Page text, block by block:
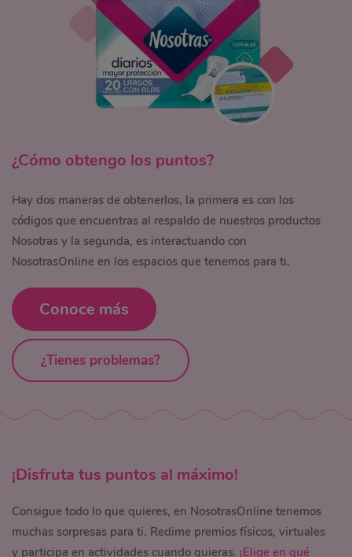
¿Cómo obtengo los puntos?
Hay dos maneras de obtenerlos, la primera es con los
códigos que encuentras al respaldo de nuestros productos
Nosotras y la segunda, es interactuando con
NosotrasOnline en los espacios que tenemos para ti.
Conoce más
¿Tienes problemas?
¡Disfruta tus puntos al máximo!
Consigue todo lo que quieres, en NosotrasOnline tenemos
muchas sorpresas para ti. Redime premios físicos, virtuales
y participa en actividades cuando quieras. ¡Elige en qué